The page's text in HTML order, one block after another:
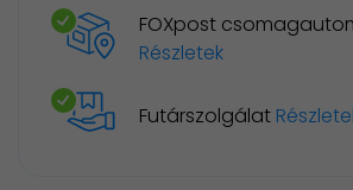
FOXpost
Részletek
Futárszolgálat